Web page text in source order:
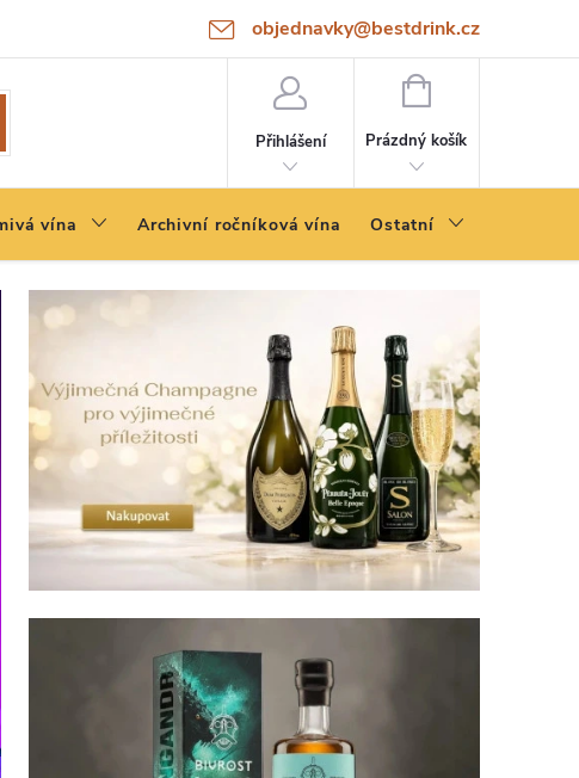
objednavky@bestdrink.cz
Přihlášení
NÁKUPNÍ
Prázdný košík
vína Archivní ročníková vína Ostatní